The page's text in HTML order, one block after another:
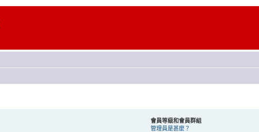
會員等級和會員群組
管理員是甚麼？